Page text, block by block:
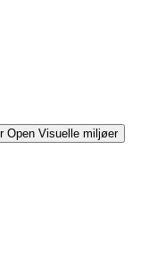
Open Visuelle miljøer